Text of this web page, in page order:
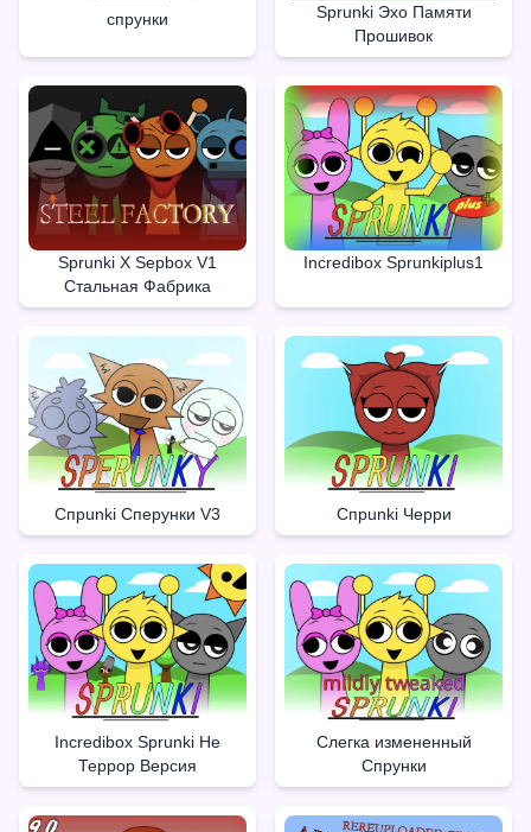
спрунки
Sprunki Эхо Памяти
Прошивок
Sprunki X Sepbox V1
Стальная Фабрика
Incredibox Sprunkiplus1
Спрunki Сперунки V3 Спрunki Черри
Incredibox Sprunki Не
Террор Версия
Слегка измененный
Спрунки